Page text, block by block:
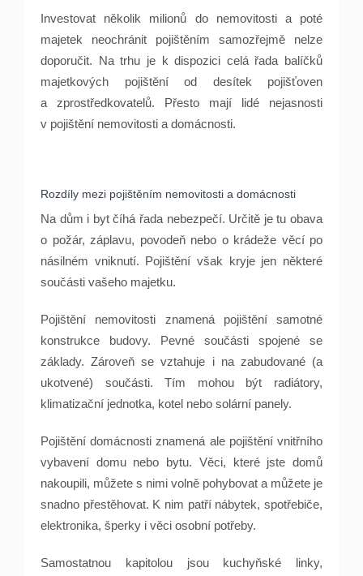
Investovat několik milionů do nemovitosti a poté
majetek neochránit pojištěním samozřejmě nelze
doporučit. Na trhu je k dispozici celá řada balíčků
majetkových pojištění od desítek pojišťoven
a zprostředkovatelů. Přesto mají lidé nejasnosti
v pojištění nemovitosti a domácnosti.
Rozdíly mezi pojištěním nemovitosti a domácnosti
Na dům i byt číhá řada nebezpečí. Určitě je tu obava
o požár, záplavu, povodeň nebo o krádeže věcí po
násilném vniknutí. Pojištění však kryje jen některé
součásti vašeho majetku.
Pojištění nemovitosti znamená pojištění samotné
konstrukce budovy. Pevné součásti spojené se
základy. Zároveň se vztahuje i na zabudované (a
ukotvené) součásti. Tím mohou být radiátory,
klimatizační jednotka, kotel nebo solární panely.
Pojištění domácnosti znamená ale pojištění vnitřního
vybavení domu nebo bytu. Věci, které jste domů
nakoupili, můžete s nimi volně pohybovat a můžete je
snadno přestěhovat. K nim patří nábytek, spotřebiče,
elektronika, šperky i věci osobní potřeby.
Samostatnou kapitolou jsou kuchyňské linky,